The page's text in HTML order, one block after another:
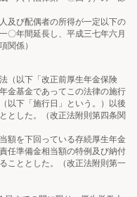
及び配偶者の所得が一定以下の
〇年間延長し、平成三七年六月
関係）
以下「改正前厚生年金保険
金基金であってこの法律の施行
以下「施行日」という。）以後
とした。（改正法附則第四条関
を下回っている存続厚生年金
任準備金相当額の特例及び納付
こととした。（改正法附則第一